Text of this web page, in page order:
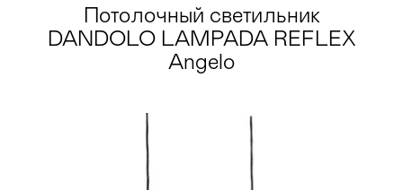
Потолочный светильник
DANDOLO LAMPADA REFLEX
Angelo